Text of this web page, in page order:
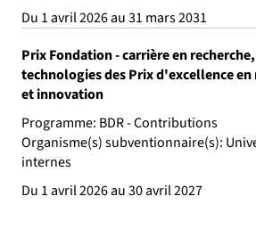
Du 1 avril 2026 au 31 mars 2031
Prix Fondation - carrière en
technologies des Prix d'excellence
et innovation
Programme: BDR - Contributions
Organisme(s) subventionnaire(s):
internes
Du 1 avril 2026 au 30 avril 2027